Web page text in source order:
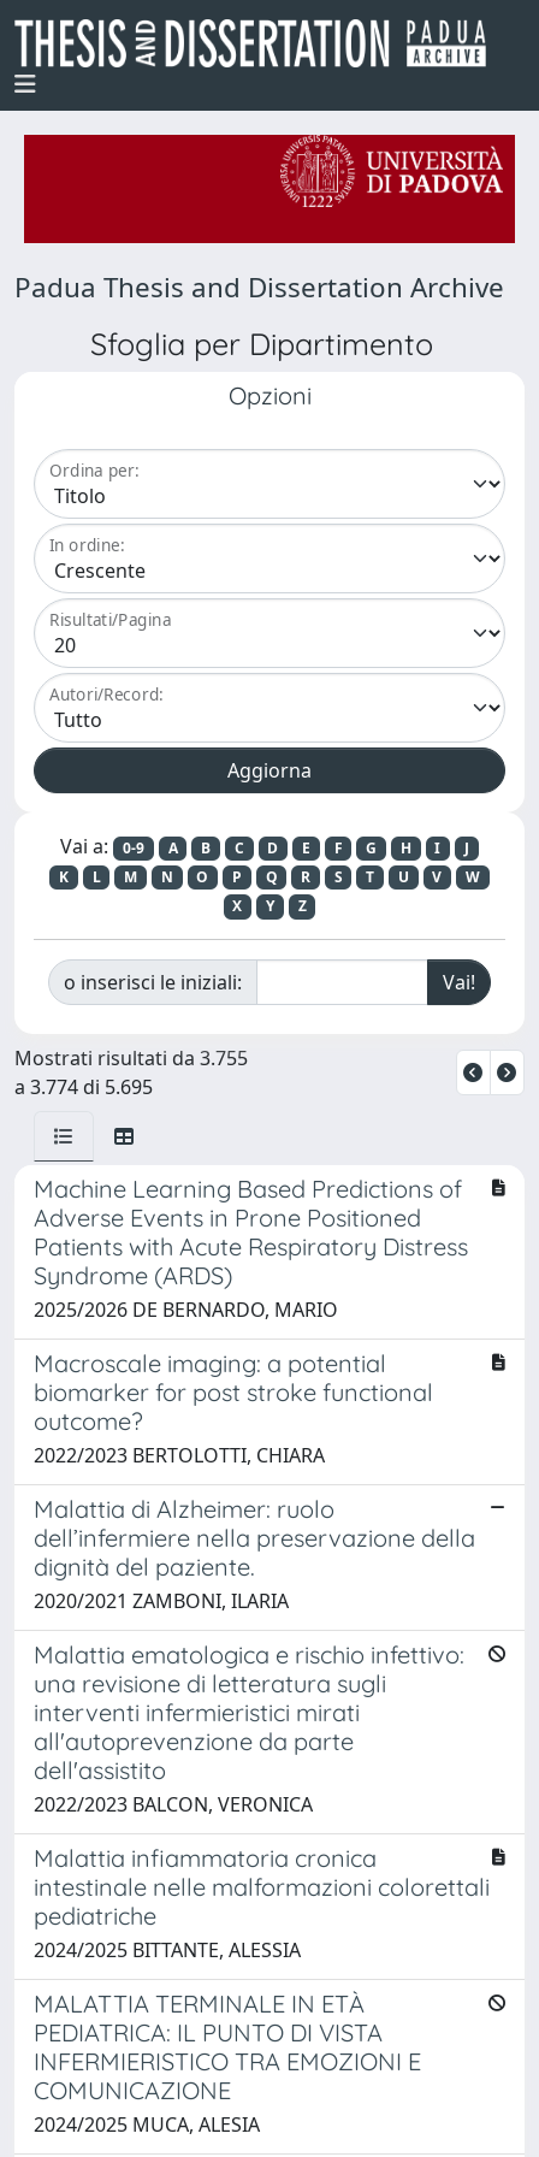
Padua Thesis and Dissertation Archive
Sfoglia per Dipartimento
Opzioni
Ordina per:
In ordine:
Risultati/Pagina
Autori/Record:
Vai a: 0-9 A B C D E F G H I
J
K
L M N O P Q R S T U V
W
X
Y Z
o inserisci le iniziali:
Mostrati risultati da 3.755
a 3.774 di 5.695
Machine Learning Based Predictions of
Adverse Events in Prone Positioned
Patients with Acute Respiratory Distress
Syndrome (ARDS)
2025/2026 DE BERNARDO, MARIO
Macroscale imaging: a potential
biomarker for post stroke functional
outcome?
2022/2023 BERTOLOTTI, CHIARA
Malattia di Alzheimer: ruolo
dell’infermiere nella preservazione della
dignità del paziente.
2020/2021 ZAMBONI, ILARIA
Malattia ematologica e rischio infettivo:
una revisione di letteratura sugli
interventi infermieristici mirati
all'autoprevenzione da parte
dell'assistito
2022/2023 BALCON, VERONICA
Malattia infiammatoria cronica
intestinale nelle malformazioni colorettali
pediatriche
2024/2025 BITTANTE, ALESSIA
MALATTIA TERMINALE IN ETÀ
PEDIATRICA: IL PUNTO DI VISTA
INFERMIERISTICO TRA EMOZIONI E
COMUNICAZIONE
2024/2025 MUCA, ALESIA